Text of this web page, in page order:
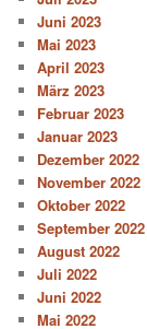
Juni 2023
Mai 2023
April 2023
März 2023
Februar 2023
Januar 2023
Dezember 2022
November 2022
Oktober 2022
September 2022
August 2022
Juli 2022
Juni 2022
Mai 2022